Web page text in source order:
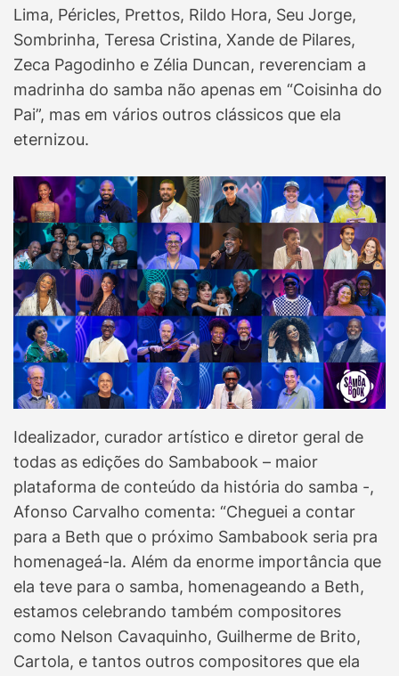
Lima, Péricles, Prettos, Rildo Hora, Seu Jorge,
Sombrinha, Teresa Cristina, Xande de Pilares,
Zeca Pagodinho e Zélia Duncan, reverenciam a
madrinha do samba não apenas em “Coisinha do
Pai”, mas em vários outros clássicos que ela
eternizou.
Idealizador, curador artístico e diretor geral de
todas as edições do Sambabook – maior
plataforma de conteúdo da história do samba -,
Afonso Carvalho comenta: “Cheguei a contar
para a Beth que o próximo Sambabook seria pra
homenageá-la. Além da enorme importância que
ela teve para o samba, homenageando a Beth,
estamos celebrando também compositores
como Nelson Cavaquinho, Guilherme de Brito,
Cartola, e tantos outros compositores que ela